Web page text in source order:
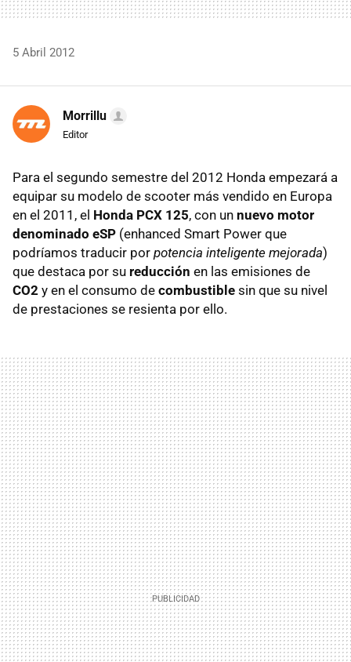
5 Abril 2012
Morrillu
Editor
Para el segundo semestre del 2012 Honda empezará a
equipar su modelo de scooter más vendido en Europa
en el 2011, el Honda PCX 125, con un nuevo motor
denominado eSP (enhanced Smart Power que
podríamos traducir por potencia inteligente mejorada)
que destaca por su reducción en las emisiones de
CO2 y en el consumo de combustible sin que su nivel
de prestaciones se resienta por ello.